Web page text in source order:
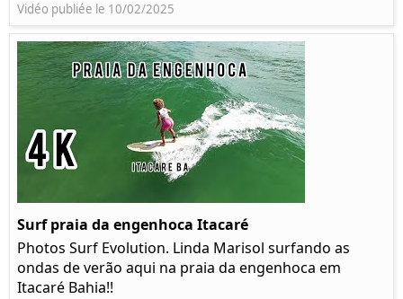
Vidéo publiée le 10/02/2025
Surf praia da engenhoca Itacaré
Photos Surf Evolution. Linda Marisol surfando as
ondas de verão aqui na praia da engenhoca em
Itacaré Bahia!!